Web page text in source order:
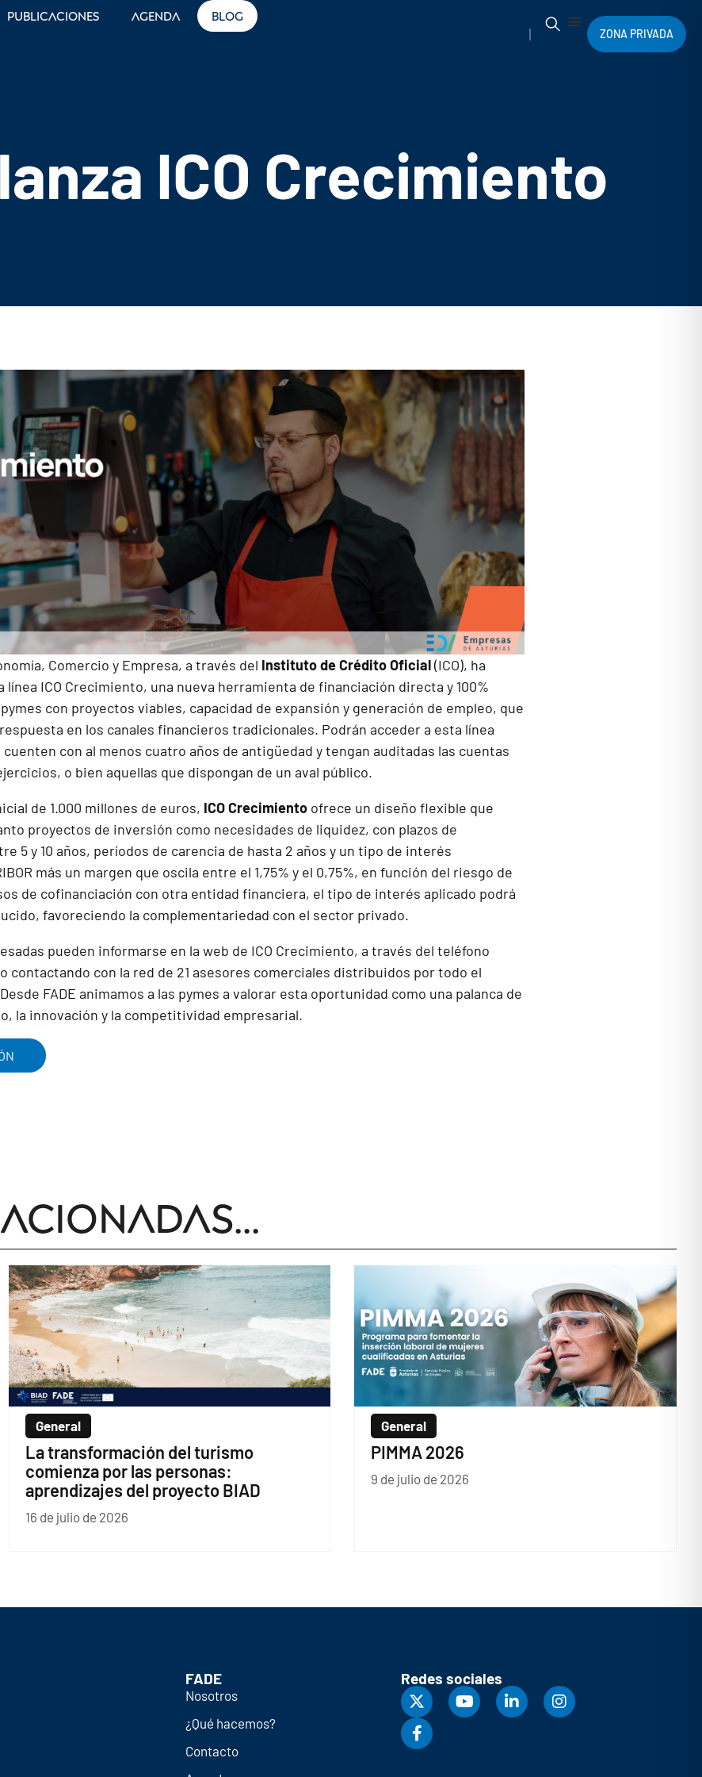
Publicaciones Agenda Blog
ZONA PRIVADA
ICO Crecimiento
Comercio y Empresa, a través del Instituto de Crédito Oficial(ICO), ha
línea ICO Crecimiento, una nueva herramienta de financiación directa y 100%
con proyectos viables, capacidad de expansión y generación de empleo, que
en los canales financieros tradicionales. Podrán acceder a esta línea
cuenten con al menos cuatro años de antigüedad y tengan auditadas las cuentas
o bien aquellas que dispongan de un aval público.
de 1.000 millones de euros, ICO Crecimiento ofrece un diseño flexible que
proyectos de inversión como necesidades de liquidez, con plazos de
5 y 10 años, períodos de carencia de hasta 2 años y un tipo de interés
más un margen que oscila entre el 1,75% y el 0,75%, en función del riesgo de
de cofinanciación con otra entidad financiera, el tipo de interés aplicado podrá
favoreciendo la complementariedad con el sector privado.
pueden informarse en la web de ICO Crecimiento, a través del teléfono
o contactando con la red de 21 asesores comerciales distribuidos por todo el
FADE animamos a las pymes a valorar esta oportunidad como una palanca de
la innovación y la competitividad empresarial.
General
La transformación del turismo
comienza por las personas:
aprendizajes del proyecto BIAD
16 de julio de 2026
General
PIMMA 2026
9 de julio de 2026
FADE
Nosotros
¿Qué hacemos?
Contacto
Redes sociales